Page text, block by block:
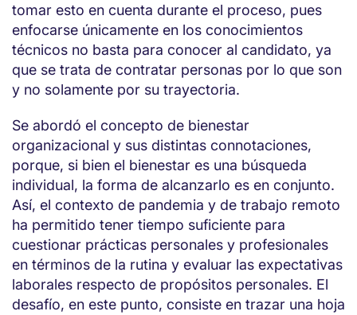
tomar esto en cuenta durante el proceso, pues
enfocarse únicamente en los conocimientos
técnicos no basta para conocer al candidato, ya
que se trata de contratar personas por lo que son
y no solamente por su trayectoria.
Se abordó el concepto de bienestar
organizacional y sus distintas connotaciones,
porque, si bien el bienestar es una búsqueda
individual, la forma de alcanzarlo es en conjunto.
Así, el contexto de pandemia y de trabajo remoto
ha permitido tener tiempo suficiente para
cuestionar prácticas personales y profesionales
en términos de la rutina y evaluar las expectativas
laborales respecto de propósitos personales. El
desafío, en este punto, consiste en trazar una hoja